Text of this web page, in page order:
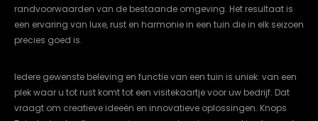
randvoorwaarden van de bestaande omgeving. Het resultaat is
een ervaring van luxe, rust en harmonie in een tuin die in elk seizoen
precies goed is.
Iedere gewenste beleving en functie van een tuin is uniek: van een
plek waar u tot rust komt tot een visitekaartje voor uw bedrijf. Dat
vraagt om creatieve ideeën en innovatieve oplossingen. Knops